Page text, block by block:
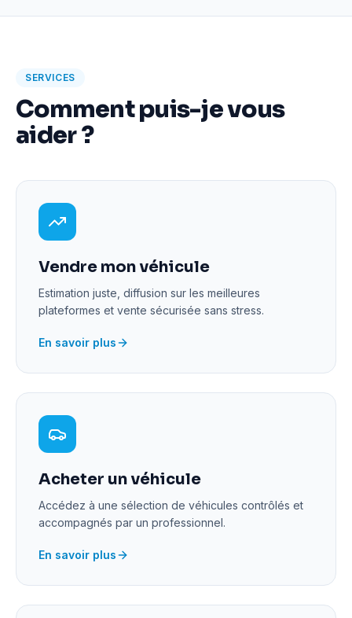
SERVICES
Comment puis-je vous
aider ?
Vendre mon véhicule
Estimation juste, diffusion sur les meilleures
plateformes et vente sécurisée sans stress.
En savoir plus
Acheter un véhicule
Accédez à une sélection de véhicules contrôlés et
accompagnés par un professionnel.
En savoir plus